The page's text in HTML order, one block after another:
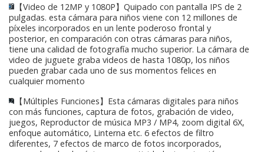
【Video de 12MP y 1080P】Quipado con pantalla IPS de 2
pulgadas. esta cámara para niños viene con 12 millones de
píxeles incorporados en un lente poderoso frontal y
posterior, en comparación con otras cámaras para niños,
tiene una calidad de fotografía mucho superior. La cámara de
video de juguete graba videos de hasta 1080p, los niños
pueden grabar cada uno de sus momentos felices en
cualquier momento
【Múltiples Funciones】Esta cámaras digitales para niños
con más funciones, captura de fotos, grabación de video,
juegos, Reproductor de música MP3 / MP4, zoom digital 6X,
enfoque automático, Linterna etc. 6 efectos de filtro
diferentes, 7 efectos de marco de fotos incorporados,